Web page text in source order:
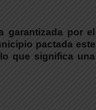
garantizada por el
pactada este
que significa una